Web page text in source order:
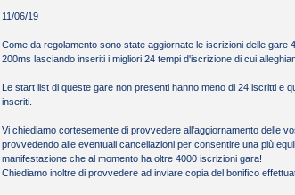
11/06/19
Come da regolamento sono state aggiornate le iscrizioni delle gare
200ms lasciando inseriti i migliori 24 tempi d'iscrizione di cui
Le start list di queste gare non presenti hanno meno di 24 iscritti e
inseriti.
Vi chiediamo cortesemente di provvedere all'aggiornamento delle
provvedendo alle eventuali cancellazioni per consentire una più
manifestazione che al momento ha oltre 4000 iscrizioni gara!
Chiediamo inoltre di provvedere ad inviare copia del bonifico